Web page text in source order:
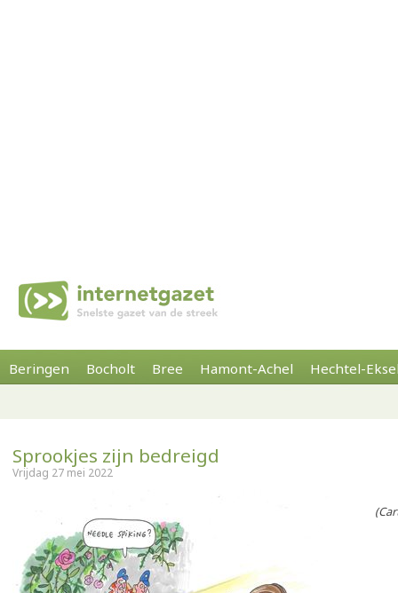
Beringen Bocholt Bree Hamont-Achel Hechtel-
Sprookjes zijn bedreigd
Vrijdag 27 mei 2022